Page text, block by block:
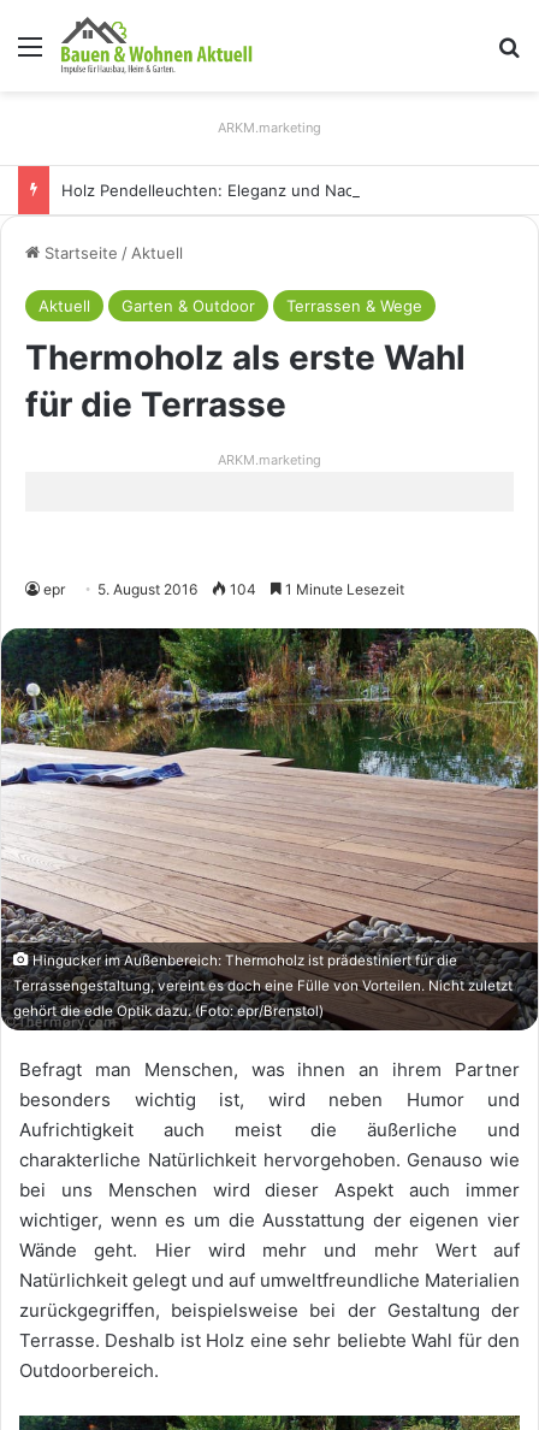
Menü
ARKM.marketing
Startseite / Aktuell
Aktuell Garten & Outdoor Terrassen & Wege
Thermoholz als erste Wahl
für die Terrasse
ARKM.marketing
epr 5. August 2016 104 1 Minute Lesezeit
Hingucker im Außenbereich: Thermoholz ist prädestiniert für die
Terrassengestaltung, vereint es doch eine Fülle von Vorteilen. Nicht zuletzt
gehört die edle Optik dazu. (Foto: epr/Brenstol)
Befragt man Menschen, was ihnen an ihrem Partner
besonders wichtig ist, wird neben Humor und
Aufrichtigkeit auch meist die äußerliche und
charakterliche Natürlichkeit hervorgehoben. Genauso wie
bei uns Menschen wird dieser Aspekt auch immer
wichtiger, wenn es um die Ausstattung der eigenen vier
Wände geht. Hier wird mehr und mehr Wert auf
Natürlichkeit gelegt und auf umweltfreundliche Materialien
zurückgegriffen, beispielsweise bei der Gestaltung der
Terrasse. Deshalb ist Holz eine sehr beliebte Wahl für den
Outdoorbereich.